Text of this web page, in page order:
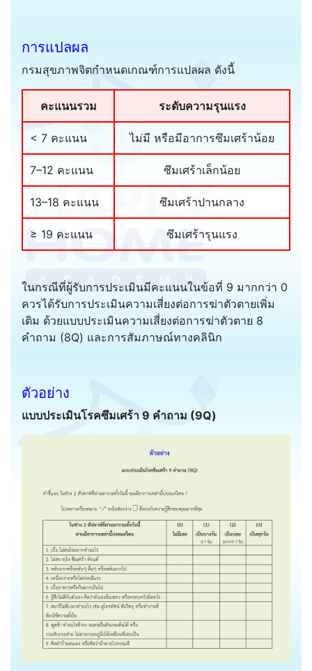
การแปลผล
กรมสุขภาพจิตกำหนดเกณฑ์การแปลผล ดังนี้
คะแนนรวม ระดับความรุนแรง
< 7 คะแนน ไม่มี หรือมีอาการซึมเศร้าน้อย
7–12 คะแนน ซึมเศร้าเล็กน้อย
13–18 คะแนน ซึมเศร้าปานกลาง
≥ 19 คะแนน ซึมเศร้ารุนแรง
ในกรณีที่ผู้รับการประเมินมีคะแนนในข้อที่ 9 มากกว่า 0
ควรได้รับการประเมินความเสี่ยงต่อการฆ่าตัวตายเพิ่ม
เติม ด้วยแบบประเมินความเสี่ยงต่อการฆ่าตัวตาย 8
คำถาม (8Q) และการสัมภาษณ์ทางคลินิก
ตัวอย่าง
แบบประเมินโรคซึมเศร้า 9 คำถาม (9Q)